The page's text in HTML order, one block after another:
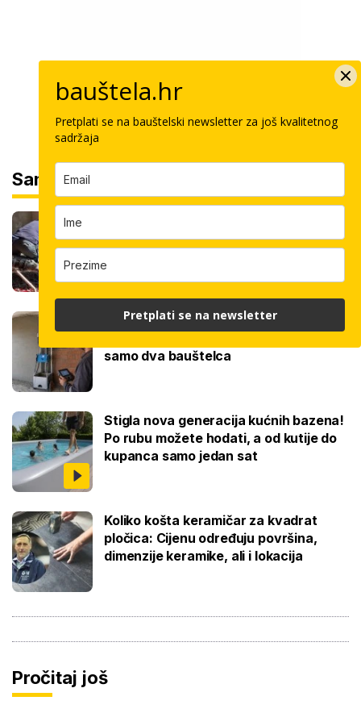
Sam svoj majstor
opcije, razlika je velika, evo koja je
Robotski stroj za žbukanje: Za 8 sati
samo dva bauštelca
Stigla nova generacija kućnih bazena!
Po rubu možete hodati, a od kutije do
kupanca samo jedan sat
Koliko košta keramičar za kvadrat
pločica: Cijenu određuju površina,
dimenzije keramike, ali i lokacija
Pročitaj još
bauštela.hr
Pretplati se na bauštelski newsletter za još kvalitetnog
sadržaja
Pretplati se na newsletter